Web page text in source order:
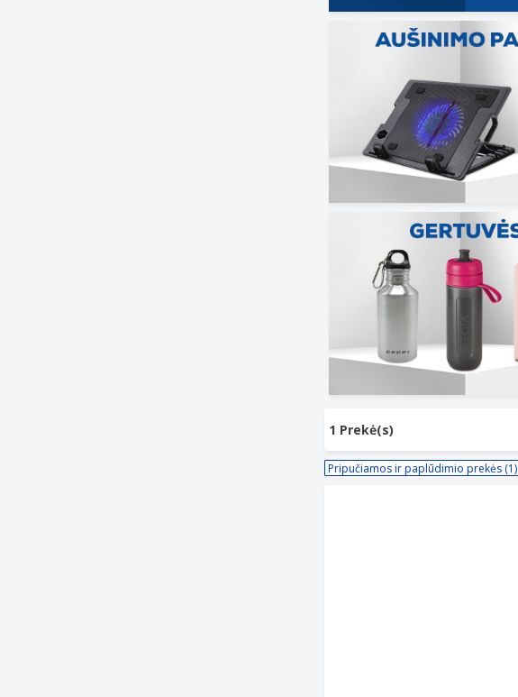
1 Prekė(s)
Pripučiamos ir paplūdimio prekės (1)